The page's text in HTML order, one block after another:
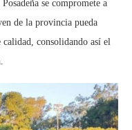
se compromete a
de la provincia pueda
consolidando así el